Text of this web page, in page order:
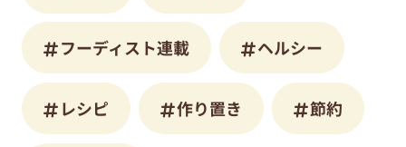
フーディスト連載 ヘルシー
レシピ 作り置き 節約